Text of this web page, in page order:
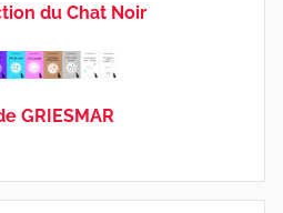
du Chat Noir
GRIESMAR